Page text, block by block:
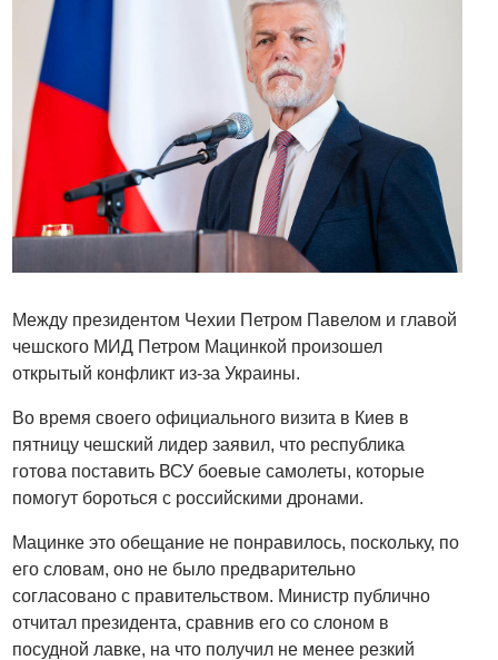
Между президентом Чехии Петром Павелом и главой
чешского МИД Петром Мацинкой произошел
открытый конфликт из-за Украины.
Во время своего официального визита в Киев в
пятницу чешский лидер заявил, что республика
готова поставить ВСУ боевые самолеты, которые
помогут бороться с российскими дронами.
Мацинке это обещание не понравилось, поскольку, по
его словам, оно не было предварительно
согласовано с правительством. Министр публично
отчитал президента, сравнив его со слоном в
посудной лавке, на что получил не менее резкий